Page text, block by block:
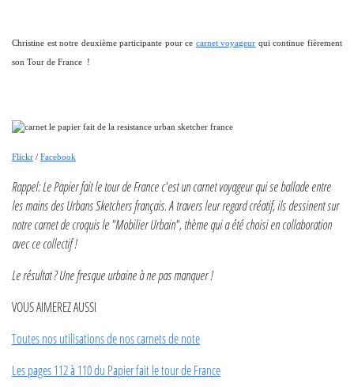
Christine est notre deuxième participante pour ce carnet voyageur qui continue fièrement
son Tour de France !
Flickr / Facebook
Rappel: Le Papier fait le tour de France c'est un carnet voyageur qui se ballade entre
les mains des Urbans Sketchers français. A travers leur regard créatif, ils dessinent sur
notre carnet de croquis le "Mobilier Urbain", thème qui a été choisi en collaboration
avec ce collectif !
Le résultat ? Une fresque urbaine à ne pas manquer !
VOUS AIMEREZ AUSSI
Toutes nos utilisations de nos carnets de note
Les pages 112 à 110 du Papier fait le tour de France